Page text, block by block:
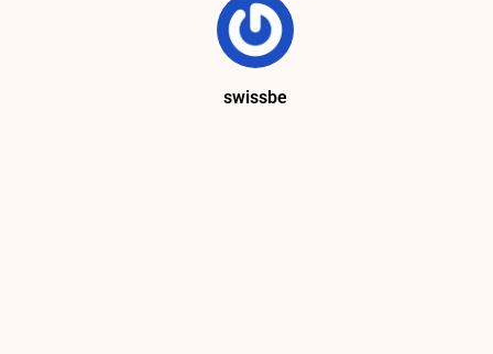
swissbe